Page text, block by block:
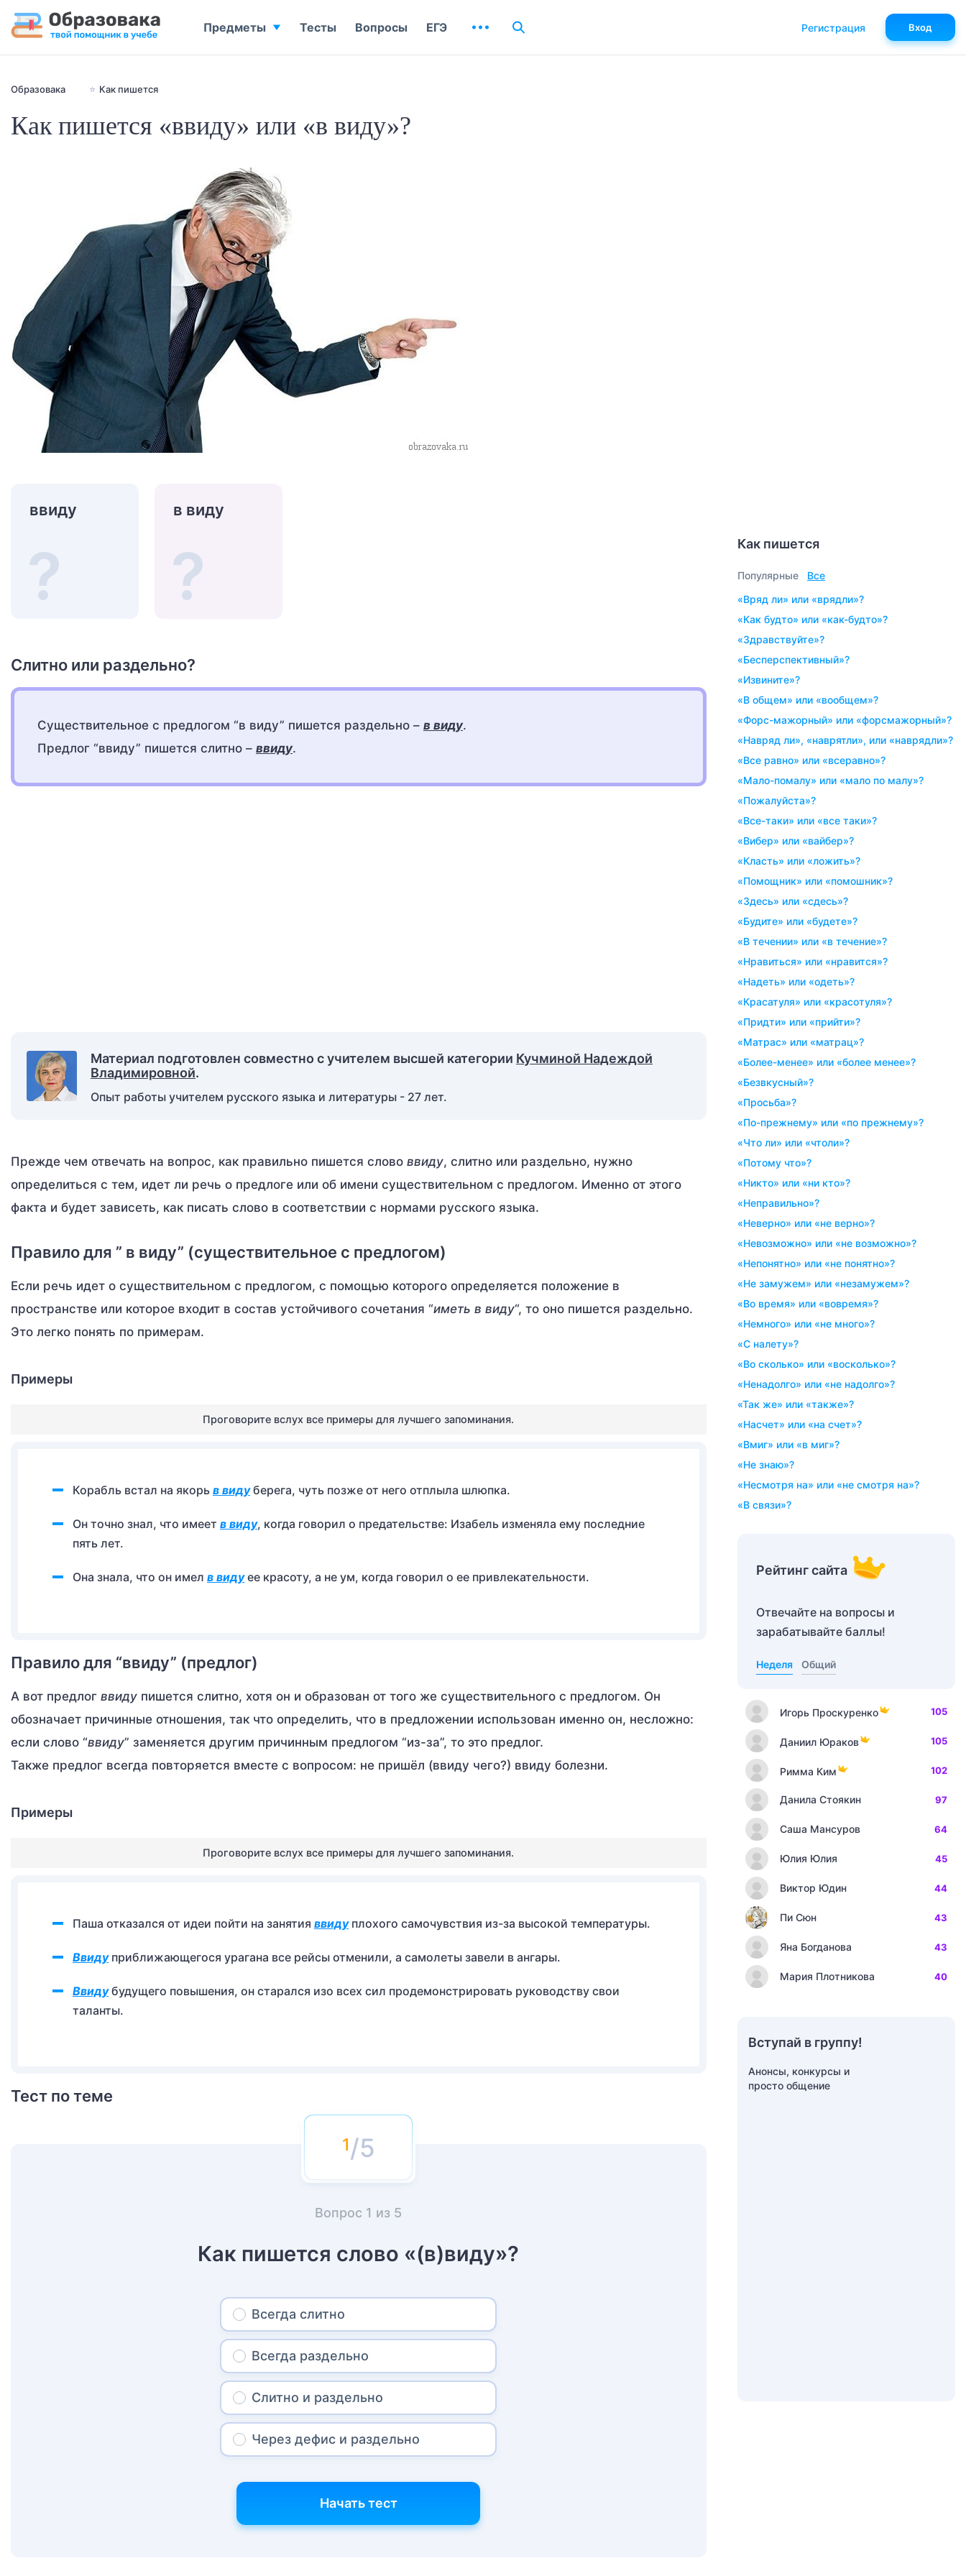
Образовака ⭐ Как пишется
Как пишется «ввиду» или «в виду»?
ввиду в виду
Слитно или раздельно?
Существительное с предлогом “в виду” пишется раздельно – в виду.
Предлог “ввиду” пишется слитно – ввиду.
Материал подготовлен совместно с учителем высшей категории Кучминой Надеждой
Владимировной.
Опыт работы учителем русского языка и литературы - 27 лет.
Прежде чем отвечать на вопрос, как правильно пишется слово ввиду, слитно или раздельно, нужно
определиться с тем, идет ли речь о предлоге или об имени существительном с предлогом. Именно от этого
факта и будет зависеть, как писать слово в соответствии с нормами русского языка.
Правило для ” в виду” (существительное с предлогом)
Если речь идет о существительном с предлогом, с помощью которого определяется положение в
пространстве или которое входит в состав устойчивого сочетания “иметь в виду“, то оно пишется раздельно.
Это легко понять по примерам.
Примеры
Проговорите вслух все примеры для лучшего запоминания.
Корабль встал на якорь в видуберега, чуть позже от него отплыла шлюпка.
Он точно знал, что имеет в виду, когда говорил о предательстве: Изабель изменяла ему последние
пять лет.
Она знала, что он имел в видуее красоту, а не ум, когда говорил о ее привлекательности.
Правило для “ввиду” (предлог)
А вот предлог ввиду пишется слитно, хотя он и образован от того же существительного с предлогом. Он
обозначает причинные отношения, так что определить, что в предложении использован именно он, несложно:
если слово “ввиду” заменяется другим причинным предлогом “из-за”, то это предлог.
Также предлог всегда повторяется вместе с вопросом: не пришёл (ввиду чего?) ввиду болезни.
Примеры
Проговорите вслух все примеры для лучшего запоминания.
Паша отказался от идеи пойти на занятия ввидуплохого самочувствия из-за высокой температуры.
Ввидуприближающегося урагана все рейсы отменили, а самолеты завели в ангары.
Ввидубудущего повышения, он старался изо всех сил продемонстрировать руководству свои
таланты.
Тест по теме
/5
Вопрос 1 из 5
Как пишется слово «(в)виду»?
Всегда слитно
Всегда раздельно
Слитно и раздельно
Через дефис и раздельно
Начать тест
Как пишется
Популярные
Все
«вряд ли» или «врядли»?
«как будто» или «как-будто»?
«здравствуйте»?
«бесперспективный»?
«извините»?
«в общем» или «вообщем»?
«форс-мажорный» или «форсмажорный»?
«навряд ли», «наврятли», или «наврядли»?
«все равно» или «всеравно»?
«мало-помалу» или «мало по малу»?
«пожалуйста»?
«все-таки» или «все таки»?
«вибер» или «вайбер»?
«класть» или «ложить»?
«помощник» или «помошник»?
«здесь» или «сдесь»?
«будите» или «будете»?
«в течении» или «в течение»?
«нравиться» или «нравится»?
«надеть» или «одеть»?
«красатуля» или «красотуля»?
«придти» или «прийти»?
«матрас» или «матрац»?
«более-менее» или «более менее»?
«безвкусный»?
«просьба»?
«по-прежнему» или «по прежнему»?
«что ли» или «чтоли»?
«потому что»?
«никто» или «ни кто»?
«неправильно»?
«неверно» или «не верно»?
«невозможно» или «не возможно»?
«непонятно» или «не понятно»?
«не замужем» или «незамужем»?
«во время» или «вовремя»?
«немного» или «не много»?
«с налету»?
«во сколько» или «восколько»?
«ненадолго» или «не надолго»?
«так же» или «также»?
«насчет» или «на счет»?
«вмиг» или «в миг»?
«не знаю»?
«несмотря на» или «не смотря на»?
«в связи»?
Рейтинг сайта
Отвечайте на вопросы и
зарабатывайте баллы!
Неделя Общий
Игорь Проскуренко 105
Даниил Юраков 105
Римма Ким 102
Данила Стоякин 97
Саша Мансуров 64
Юлия Юлия 45
Виктор Юдин 44
Пи Сюн 43
Яна Богданова 43
Мария Плотникова 40
Вступай в группу!
Анонсы, конкурсы и
просто общение
Предметы Тесты Вопросы ЕГЭ Регистрация Вход